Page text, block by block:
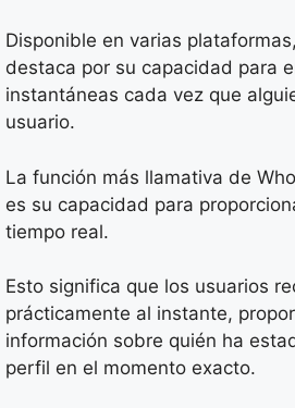
Disponible en varias
destaca por su capacidad para
instantáneas cada vez que
usuario.
La función más llamativa de
es su capacidad para
tiempo real.
Esto significa que los usuarios
prácticamente al instante,
información sobre quién ha
perfil en el momento exacto.